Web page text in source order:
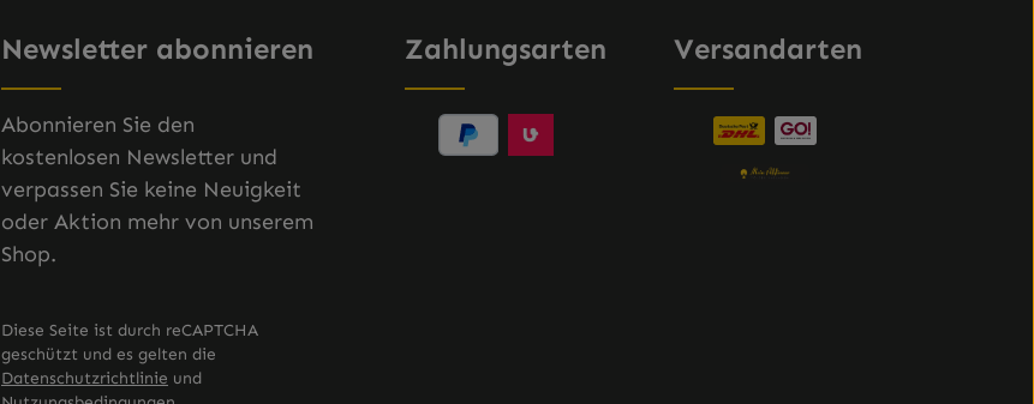
Newsletter abonnieren
Abonnieren Sie den
kostenlosen Newsletter und
verpassen Sie keine Neuigkeit
oder Aktion mehr von unserem
Shop.
Diese Seite ist durch reCAPTCHA
geschützt und es gelten die
Datenschutzrichtlinie und
Zahlungsarten Versandarten